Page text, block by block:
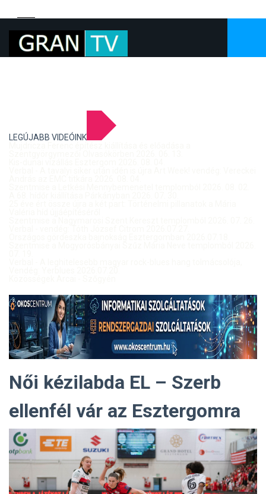
LEGÚJABB VIDEÓINK
Női kézilabda EL – Szerb
ellenfél vár az Esztergomra